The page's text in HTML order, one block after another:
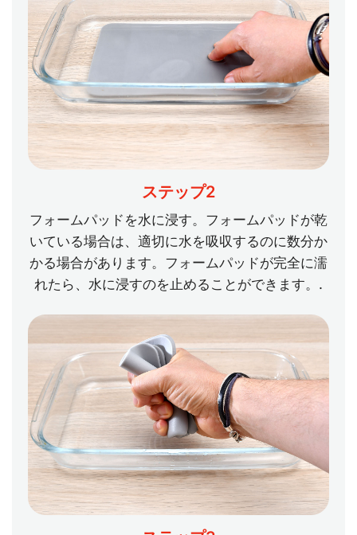
ステップ2
フォームパッドを水に浸す。フォームパッドが乾
いている場合は、適切に水を吸収するのに数分か
かる場合があります。フォームパッドが完全に濡
れたら、水に浸すのを止めることができます。.